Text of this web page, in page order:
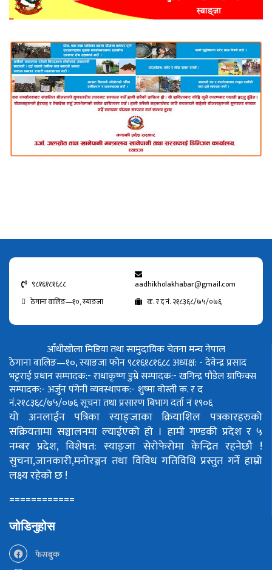
९८१६१८१६८८
aadhikholakhabar@gmail.com
ठेगाना वालिङ—१०, स्याङजा
क. र द नं. २१८३६८/७५/०७६
आँधीखोला मिडिया तथा सामुदायिक चेतना मन्च नेपाल
ठेगाना वालिङ—१०, स्याङजा फोन ९८१६१८१६८८अध्यक्ष: - देवेन्द्र प्रसाद
भट्टराईप्रधान सम्पादक:- राधाकृष्ण डुम्रेसम्पादक:- खगिन्द्र पौडेलग्राफिक्स
सम्पादक:- अर्जुन पंगेनीव्यवस्थापक:- शुष्मा वोस्तीक. र द
नं.२१८३६८/७५/०७६सूचना तथा प्रसारण बिभाग दर्ता नं १९०६
यो अनलाईन पत्रिका स्याङ्जाका क्रियाशिल पत्रकारहरुको
सक्रियतामा सञ्चालनमा ल्याईएको हो । हामी गण्डकी प्रदेश र ५
नम्बर प्रदेश, विशेषत: स्याङ्जा सेरोफेरोमा केन्द्रित रहनेछौ !
सुचना,जानकारी,मनोरञ्जन तथा विविध गतिविधि प्रस्तुत गर्ने हाम्रो
लक्ष्य रहेको छ !
============
जोडिनुहोस
फेसबुक